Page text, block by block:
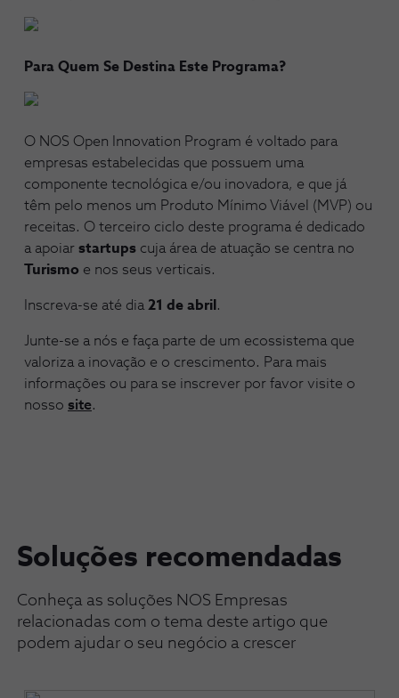
Para Quem Se Destina Este Programa?
O NOS Open Innovation Program é voltado para
empresas estabelecidas que possuem uma
componente tecnológica e/ou inovadora, e que já
têm pelo menos um Produto Mínimo Viável (MVP) ou
receitas. O terceiro ciclo deste programa é dedicado
a apoiar startups cuja área de atuação se centra no
Turismo e nos seus verticais.
Inscreva-se até dia 21 de abril .
Junte-se a nós e faça parte de um ecossistema que
valoriza a inovação e o crescimento. Para mais
informações ou para se inscrever por favor visite o
nosso site.
Soluções recomendadas
Conheça as soluções NOS Empresas
relacionadas com o tema deste artigo que
podem ajudar o seu negócio a crescer